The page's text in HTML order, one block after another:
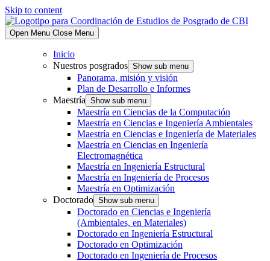
Skip to content
Open Menu Close Menu
Inicio
Nuestros posgrados Show sub menu
Panorama, misión y visión
Plan de Desarrollo e Informes
Maestría Show sub menu
Maestría en Ciencias de la Computación
Maestría en Ciencias e Ingeniería Ambientales
Maestría en Ciencias e Ingeniería de Materiales
Maestría en Ciencias en Ingeniería
Electromagnética
Maestría en Ingeniería Estructural
Maestría en Ingeniería de Procesos
Maestría en Optimización
Doctorado Show sub menu
Doctorado en Ciencias e Ingeniería
(Ambientales, en Materiales)
Doctorado en Ingeniería Estructural
Doctorado en Optimización
Doctorado en Ingeniería de Procesos